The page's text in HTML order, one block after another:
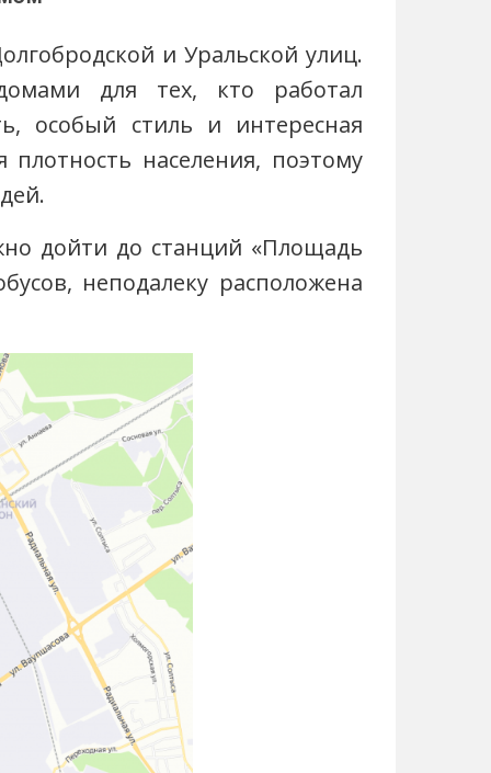
и Уральской улиц.
для тех, кто работал
особый стиль и интересная
населения, поэтому
дойти до станций «Площадь
неподалеку расположена